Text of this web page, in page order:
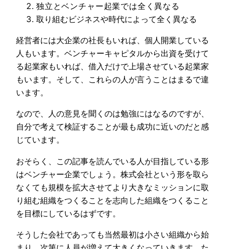
独立とベンチャー起業では全く異なる
取り組むビジネスや時代によって全く異なる
経営者には大企業の社長もいれば、個人開業している
人もいます。ベンチャーキャピタルから出資を受けて
る起業家もいれば、借入だけで上場させている起業家
もいます。そして、これらの人が言うことはまるで違
います。
なので、人の意見を聞くのは勉強にはなるのですが、
自分で考えて検証することが最も成功に近いのだと感
じています。
おそらく、この記事を読んでいる人が目指している形
はベンチャー企業でしょう。株式会社という形を取ら
なくても規模を拡大させてより大きなミッションに取
り組む組織をつくることを志向した組織をつくること
を目標にしているはずです。
そうした会社であっても当然最初は小さい組織から始